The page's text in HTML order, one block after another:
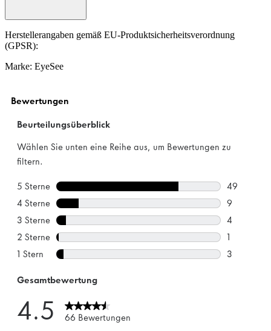
Herstellerangaben gemäß EU-Produktsicherheitsverordnung
(GPSR):
Marke: EyeSee